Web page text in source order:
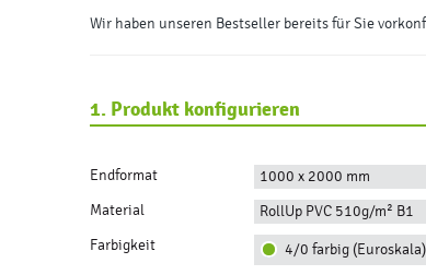
Wir haben unseren Bestseller bereits für Sie
1. Produkt konfigurieren
Endformat 1000 x 2000 mm
Material RollUp PVC 510g/m² B1
Farbigkeit 4/0 farbig (Euroskala)